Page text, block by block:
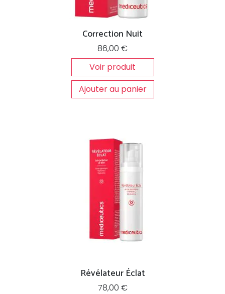
Correction Nuit
86,00 €
Voir produit
Ajouter au panier
Révélateur Éclat
78,00 €